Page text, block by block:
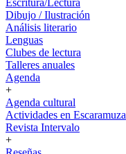
Escritura/Lectura
Dibujo / Ilustración
Análisis literario
Lenguas
Clubes de lectura
Talleres anuales
Agenda
+
Agenda cultural
Actividades en Escaramuza
Revista Intervalo
+